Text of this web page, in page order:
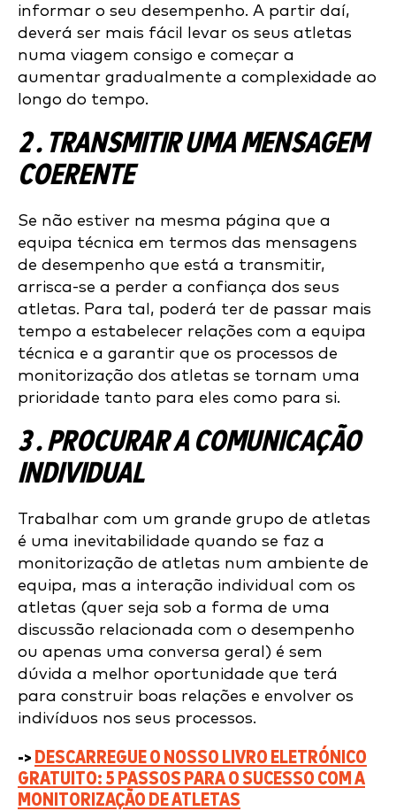
informar o seu desempenho. A partir daí,
deverá ser mais fácil levar os seus atletas
numa viagem consigo e começar a
aumentar gradualmente a complexidade ao
longo do tempo.
2 . TRANSMITIR UMA MENSAGEM
COERENTE
Se não estiver na mesma página que a
equipa técnica em termos das mensagens
de desempenho que está a transmitir,
arrisca-se a perder a confiança dos seus
atletas. Para tal, poderá ter de passar mais
tempo a estabelecer relações com a equipa
técnica e a garantir que os processos de
monitorização dos atletas se tornam uma
prioridade tanto para eles como para si.
3 . PROCURAR A COMUNICAÇÃO
INDIVIDUAL
Trabalhar com um grande grupo de atletas
é uma inevitabilidade quando se faz a
monitorização de atletas num ambiente de
equipa, mas a interação individual com os
atletas (quer seja sob a forma de uma
discussão relacionada com o desempenho
ou apenas uma conversa geral) é sem
dúvida a melhor oportunidade que terá
para construir boas relações e envolver os
indivíduos nos seus processos.
-> DESCARREGUE O NOSSO LIVRO ELETRÓNICO
GRATUITO: 5 PASSOS PARA O SUCESSO COM A
MONITORIZAÇÃO DE ATLETAS